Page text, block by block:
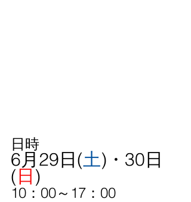
日時
6月29日(土)・30日
(日)
10：00～17：00